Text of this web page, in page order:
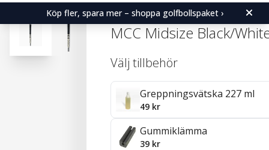
Köp fler, spara mer – shoppa golfbollspaket ›
Golf Pride New Decade
MCC Midsize Black/
Välj tillbehör
Greppningsvätska 227 ml
49 kr
Gummiklämma
39 kr